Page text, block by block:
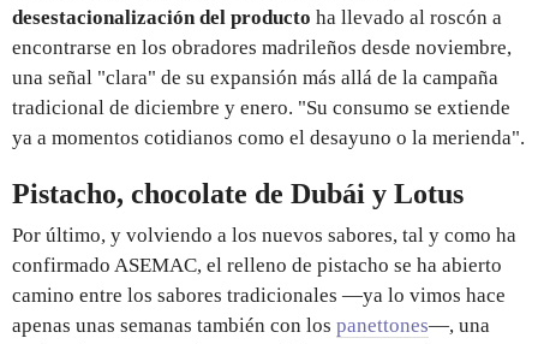
desestacionalización del producto ha llevado al roscón a
encontrarse en los obradores madrileños desde noviembre,
una señal "clara" de su expansión más allá de la campaña
tradicional de diciembre y enero. "Su consumo se extiende
ya a momentos cotidianos como el desayuno o la merienda".
Pistacho, chocolate de Dubái y Lotus
Por último, y volviendo a los nuevos sabores, tal y como ha
confirmado ASEMAC, el relleno de pistacho se ha abierto
camino entre los sabores tradicionales —ya lo vimos hace
apenas unas semanas también con los panettones—, una